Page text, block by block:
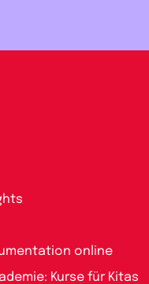
online
Kurse für Kitas